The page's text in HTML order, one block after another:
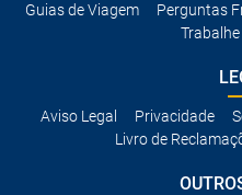
Guias de Viagem Perguntas
Aviso Legal Privacidade
Livro de